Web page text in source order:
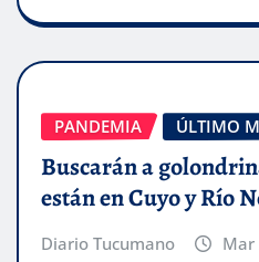
PANDEMIA ÚLTIMO
Buscarán a
están en Cuyo y Río
Diario Tucumano Mar